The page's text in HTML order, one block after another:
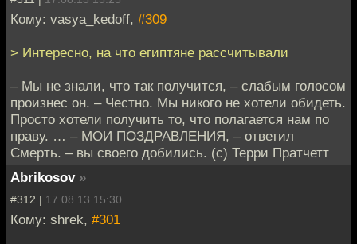
Кому: vasya_kedoff, #309
> Интересно, на что египтяне рассчитывали
– Мы не знали, что так получится, – слабым голосом
произнес он. – Честно. Мы никого не хотели обидеть.
Просто хотели получить то, что полагается нам по
праву. … – МОИ ПОЗДРАВЛЕНИЯ, – ответил
Смерть. – вы своего добились. (с) Терри Пратчетт
Abrikosov »
#312 | 17.08.13 15:30
Кому: shrek, #301